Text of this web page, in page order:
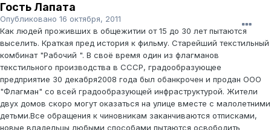
Гость Лапата
Опубликовано 16 октября, 2011
Как людей проживших в общежитии от 15 до 30 лет пытаются
выселить. Краткая пред история к фильму. Старейший текстильный
комбинат "Рабочий ". В своё время один из флагманов
текстильного производства в СССР, градообразующее
предприятие 30 декабря2008 года был обанкрочен и продан ООО
"Флагман" со всей градообразующей инфраструктурой. Жители
двух домов скоро могут оказаться на улице вместе с малолетними
детьми.Все обращения к чиновникам заканчиваются отписками,
новые владельцы любыми способами пытаются освободить